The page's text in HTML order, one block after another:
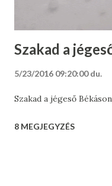
Szakad a
5/23/2016 09:20:00 du.
Szakad a jégeső Békáson
8 MEGJEGYZÉS